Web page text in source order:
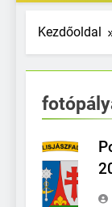
Kezdőoldal